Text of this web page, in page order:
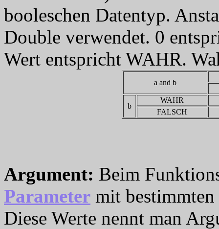
booleschen Datentyp.
Double verwendet. 0
Wert entspricht WAHR.
a and b
b
WAHR
FALSCH
Argument: Beim
Parameter mit
Diese Werte nennt man